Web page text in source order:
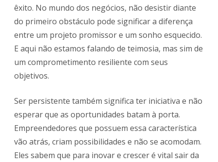
êxito. No mundo dos negócios, não desistir diante
do primeiro obstáculo pode significar a diferença
entre um projeto promissor e um sonho esquecido.
E aqui não estamos falando de teimosia, mas sim de
um comprometimento resiliente com seus
objetivos.
Ser persistente também significa ter iniciativa e não
esperar que as oportunidades batam à porta.
Empreendedores que possuem essa característica
vão atrás, criam possibilidades e não se acomodam.
Eles sabem que para inovar e crescer é vital sair da